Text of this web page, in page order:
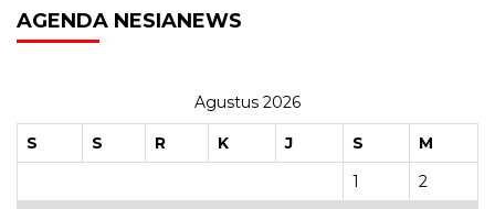
AGENDA NESIANEWS
Agustus 2026
S S R K J S
M
1
2